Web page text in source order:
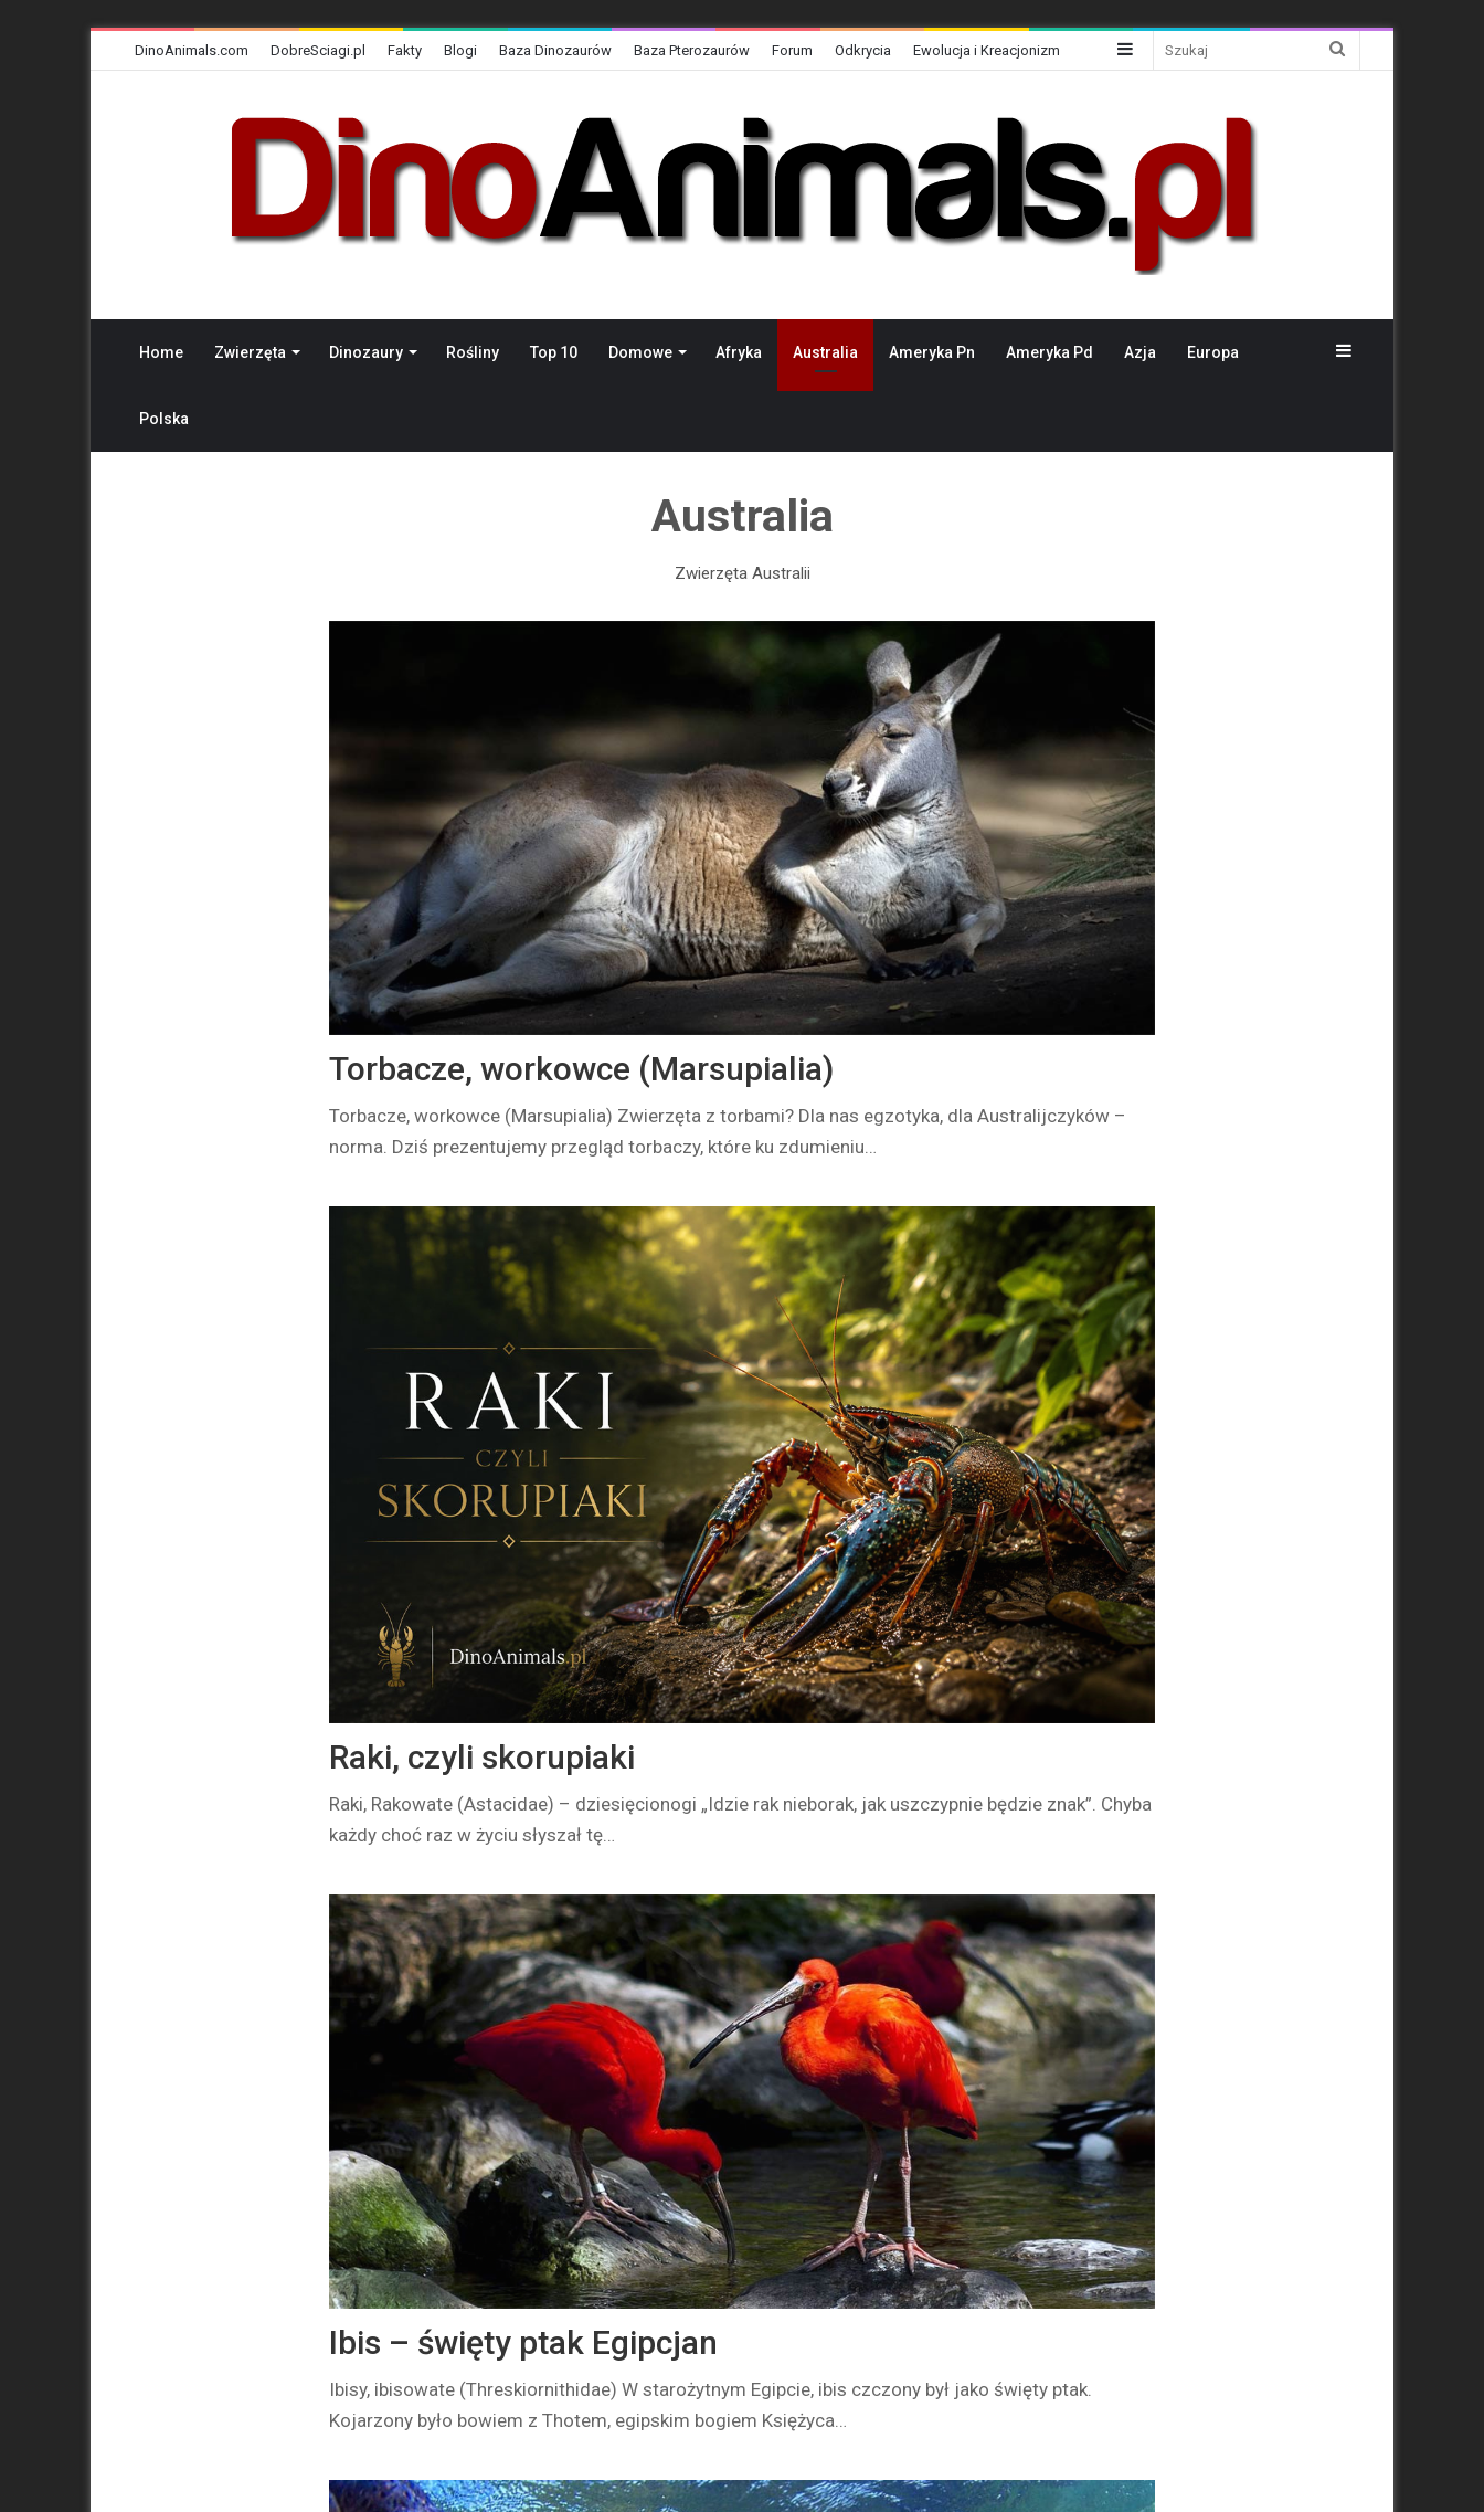
DinoAnimals.com DobreSciagi.pl Fakty Blogi Baza Dinozaurów Baza Pterozaurów Forum Odkrycia Ewolucja i Kreacjonizm Sidebar
Home Zwierzęta Dinozaury Rośliny Top 10 Domowe Afryka Australia Ameryka Pn Ameryka Pd Azja Europa
Polska
Sidebar
Australia
Zwierzęta Australii
Torbacze, workowce (Marsupialia)
Torbacze, workowce (Marsupialia) Zwierzęta z torbami? Dla nas egzotyka, dla Australijczyków –
norma. Dziś prezentujemy przegląd torbaczy, które ku zdumieniu…
Raki, czyli skorupiaki
Raki, Rakowate (Astacidae) – dziesięcionogi „Idzie rak nieborak, jak uszczypnie będzie znak”. Chyba
każdy choć raz w życiu słyszał tę…
Ibis – święty ptak Egipcjan
Ibisy, ibisowate (Threskiornithidae) W starożytnym Egipcie, ibis czczony był jako święty ptak.
Kojarzony było bowiem z Thotem, egipskim bogiem Księżyca…